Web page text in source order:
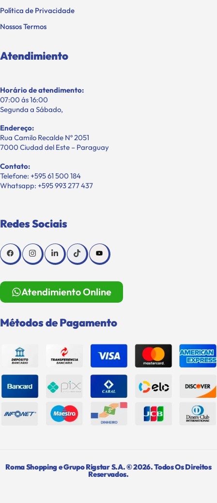
Política de Privacidade
Nossos Termos
Atendimiento
Horário de atendimento:
07:00 ás 16:00
Segunda a Sábado,
Endereço:
Rua Camilo Recalde Nº 2051
7000 Ciudad del Este – Paraguay
Contato:
Telefone: +595 61 500 184
Whatsapp: +595 993 277 437
Redes Sociais
Atendimiento Online
Métodos de Pagamento
Roma Shopping e Grupo Rigstar S.A. © 2026. Todos Os Direitos
Reservados.